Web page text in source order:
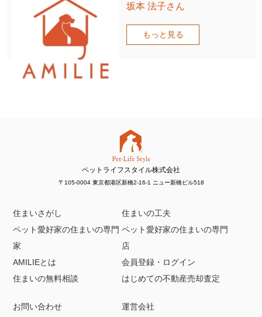
坂本 法子さん
もっと見る
ペットライフスタイル株式会社
〒105-0004 東京都港区新橋2-16-1 ニュー新橋ビル518
住まいさがし
住まいの工夫
ペット愛好家の住まいの専門
家
ペット愛好家の住まいの専門
店
AMILIEとは
会員登録・ログイン
住まいの無料相談
はじめての不動産売却査定
お問い合わせ 運営会社